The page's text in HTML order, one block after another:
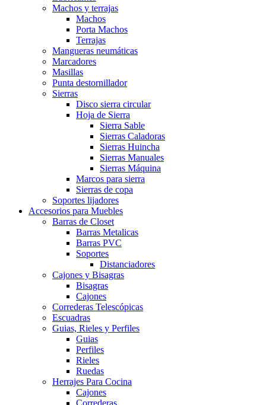
Machos y terrajas
Machos
Porta Machos
Terrajas
Mangueras neumáticas
Marcadores
Masillas
Punta destornillador
Sierras
Disco sierra circular
Hoja de Sierra
Sierra Sable
Sierras Caladoras
Sierras Huincha
Sierras Manuales
Sierras Máquina
Marcos para sierra
Sierras de copa
Soportes lijadores
Accesorios para Muebles
Barras de Closet
Barras Metalicas
Barras PVC
Soportes
Distanciadores
Cajones y Bisagras
Bisagras
Cajones
Correderas Telescópicas
Escuadras
Guias, Rieles y Perfiles
Guias
Perfiles
Rieles
Ruedas
Herrajes Para Cocina
Cajones
Correderas